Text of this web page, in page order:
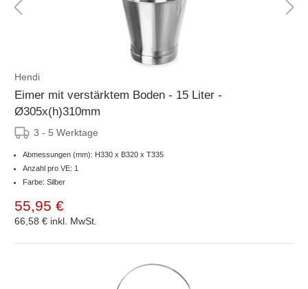
Hendi
Eimer mit verstärktem Boden - 15 Liter -
Ø305x(h)310mm
3 - 5 Werktage
Abmessungen (mm): H330 x B320 x T335
Anzahl pro VE: 1
Farbe: Silber
55,95 €
66,58 € inkl. MwSt.